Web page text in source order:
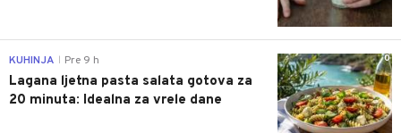
0
KUHINJA Pre 9 h
Lagana ljetna pasta salata gotova za
20 minuta: Idealna za vrele dane